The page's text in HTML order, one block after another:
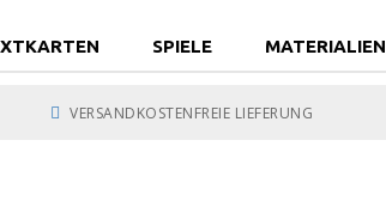
SPIELE MATERIALIEN
VERSANDKOSTENFREIE LIEFERUNG